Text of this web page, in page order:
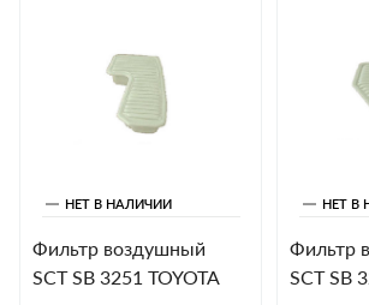
НЕТ В НАЛИЧИИ
Фильтр воздушный
SCT SB 3251 TOYOTA
НЕТ В
Фильтр
SCT SB